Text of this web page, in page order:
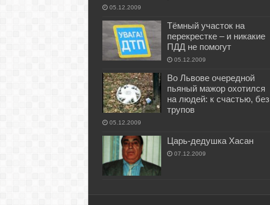
05.12.2009
Тёмный участок на
перекрестке – и никакие
ПДД не помогут
05.12.2009
Во Львове очередной
пьяный мажор охотился
на людей: к счастью, без
трупов
05.12.2009
Царь-дедушка Хасан
07.12.2009